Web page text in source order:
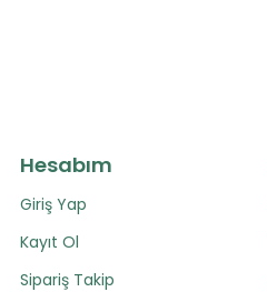
Hesabım
Giriş Yap
Kayıt Ol
Sipariş Takip